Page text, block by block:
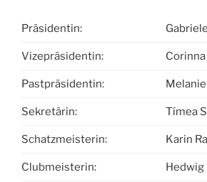
Präsidentin:
Vizepräsidentin:
Pastpräsidentin:
Sekretärin: Tímea
Schatzmeisterin: Karin
Clubmeisterin: Hedwig